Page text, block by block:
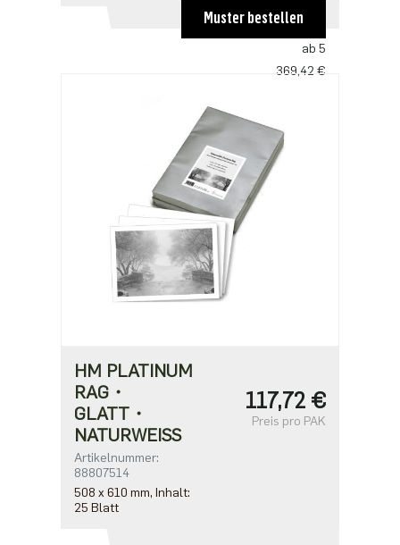
480,25 €
ab 5
369,42 €
Muster bestellen
HM PLATINUM
RAG・
GLATT・
NATURWEISS
Artikelnummer:
88807514
508 x 610 mm, Inhalt:
25 Blatt
117,72 €
Preis pro PAK